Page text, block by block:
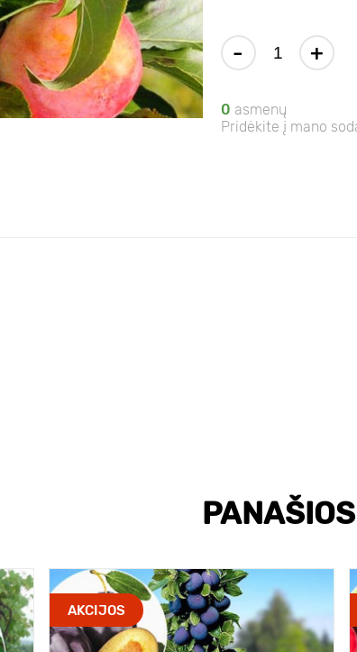
- +
0 asmenų
Pridėkite į mano
AKCIJOS